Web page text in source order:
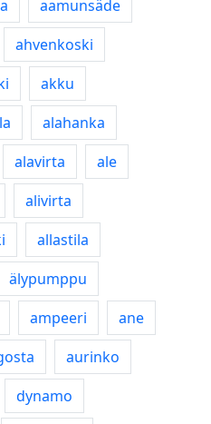
aamunsäde
ahvenkoski
akku
alahanka
alavirta
ale
alivirta
allastila
älypumppu
ampeeri
ane
aurinko
dynamo